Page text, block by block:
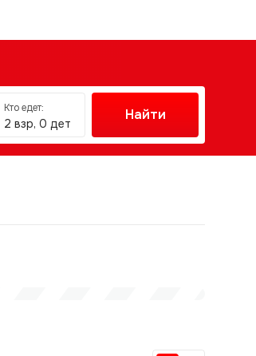
Кто едет:
2 взр, 0 дет
Найти